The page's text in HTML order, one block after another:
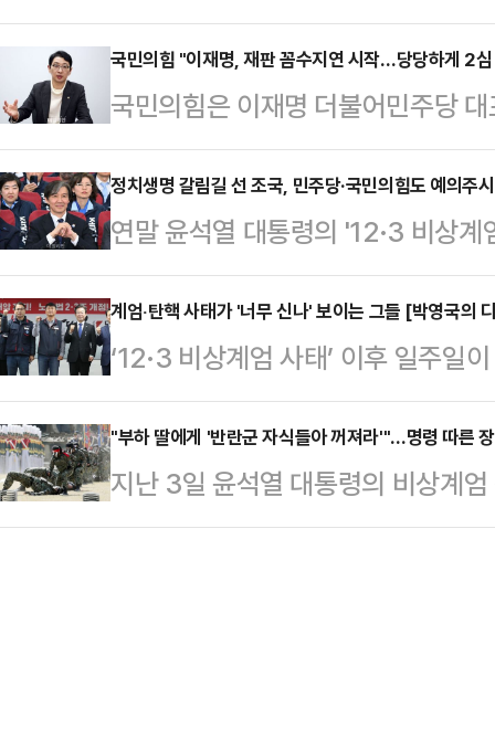
각 해제한 후 ‘내란수괴’로 몰리고
윤석열 대통령은 계엄령 선포도, 해
시‧사변 또는 이에 준하는 국가비상
써 군사상의 필요에 응하거나 공공
지는 법적으로 따져봐야 한다. 사법
다.대통령의 상황인식 틀린 게 있었
대국민 특별담화’에…
국민의힘 "이재명, 재판 꼼수지연 시작…당당하게 2
국민의힘은 이재명 더불어민주당
를 수령하지 않은 것을 꼬집으며 재
민의힘 법률자문위원장인 주진우
연 꼼수) 의심을 받지 않으려면 소
게 2심에 임하라"고 강력 촉구했다.
선거법 위반 사건 항소심이 접수됐
선임하지 않고, 소송기록접수 통지
소송법상 이 대표 또…
정치생명 갈림길 선 조국, 민주당·국민의힘도 예의주
연말 윤석열 대통령의 '12·3 비상
데, 대권 잠룡인 조국 조국혁신당
쏠린다. 윤 대통령 탄핵 정국 속 이
능성이 높아지면서, 조국 대표의 대
시나리오의 분수령이 될 수 있어서
12일 자녀 입시비리와 청와대 감찰
있다. 2019년 12월 기소된 지 5년
계엄‧탄핵 사태가 '너무 신나' 보이는 그들 [박영국의
‘12·3 비상계엄 사태’ 이후 일주일
앉지 않고 있다. 군홧발로 국회 유
‘옛 일’로 회자되던 군부독재의 만
모하고 어리석은 행위에 전 국민이
이었던 ‘K-시리즈’는 최신판에 ‘K-
"부하 딸에게 '반란군 자식들아 꺼져라'"…명령 따른
지난 3일 윤석열 대통령의 비상계
장관 지시에 따라 국회 등으로 투입